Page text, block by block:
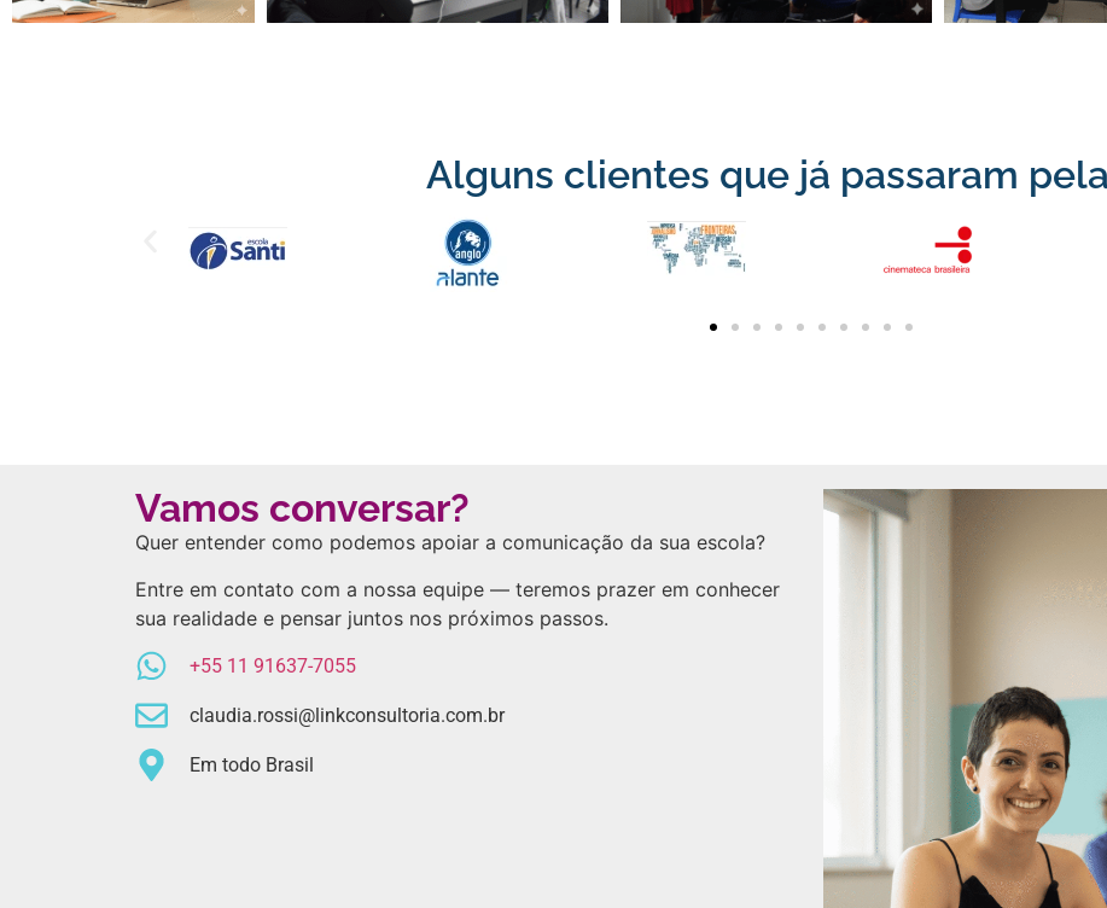
Alguns clientes que já passaram
Vamos conversar?
Quer entender como podemos apoiar a comunicação da sua escola?
Entre em contato com a nossa equipe — teremos prazer em conhecer
sua realidade e pensar juntos nos próximos passos.
+55 11 91637-7055
claudia.rossi@linkconsultoria.com.br
Em todo Brasil